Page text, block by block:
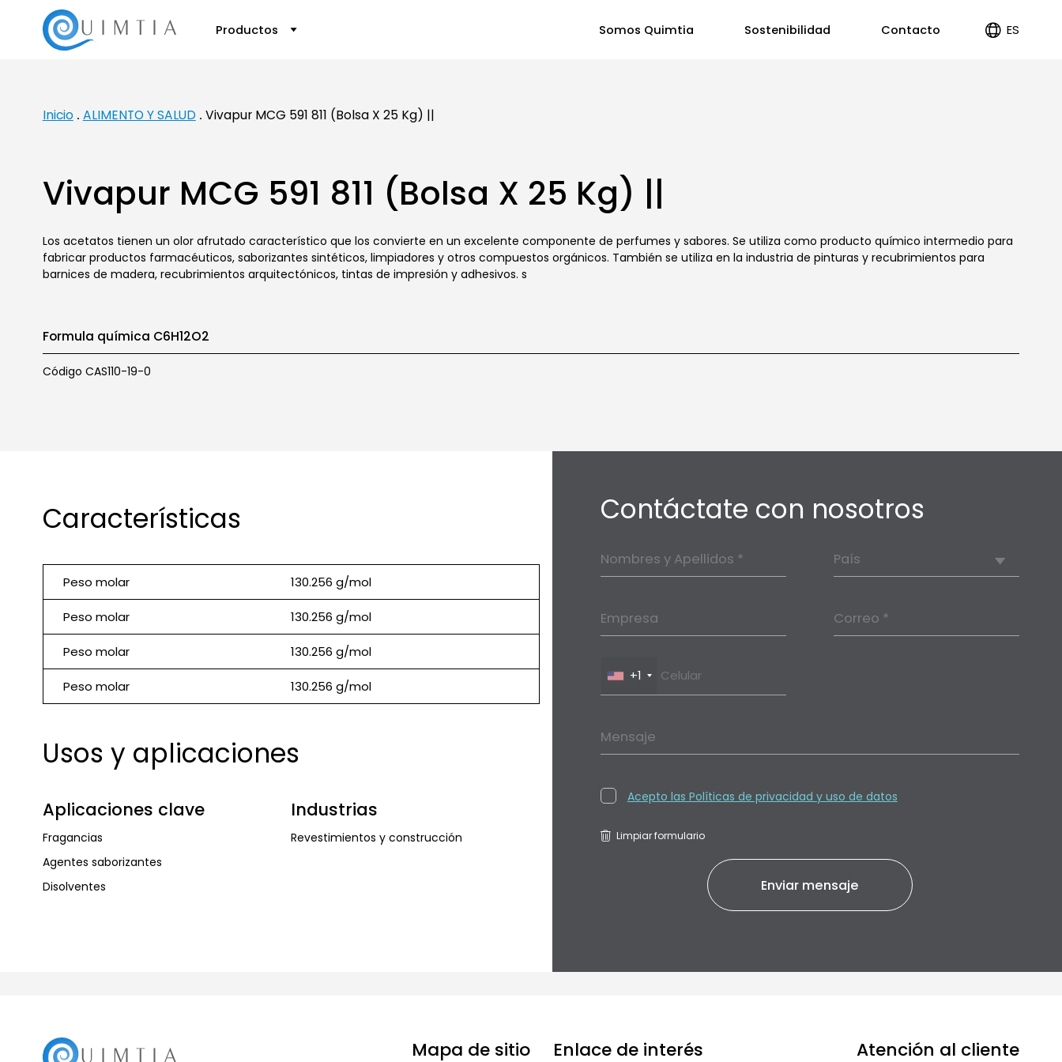
Productos Somos Quimtia Sostenibilidad Contacto ES
Inicio
ALIMENTO Y SALUD Vivapur MCG 591 811 (Bolsa X 25 Kg) ||
Vivapur MCG 591 811 (Bolsa X 25 Kg) ||
Los acetatos tienen un olor afrutado característico que los convierte en un excelente componente de perfumes y sabores. Se utiliza como producto químico intermedio para
fabricar productos farmacéuticos, saborizantes sintéticos, limpiadores y otros compuestos orgánicos. También se utiliza en la industria de pinturas y recubrimientos para
barnices de madera, recubrimientos arquitectónicos, tintas de impresión y adhesivos. s
Formula química C6H12O2
Código CAS110-19-0
Características
Peso molar 130.256 g/mol
Peso molar 130.256 g/mol
Peso molar 130.256 g/mol
Peso molar 130.256 g/mol
Usos y aplicaciones
Aplicaciones clave
Fragancias
Agentes saborizantes
Disolventes
Industrias
Revestimientos y construcción
Contáctate con nosotros
Nombres y Apellidos * País
Empresa Correo *
+1
Mensaje
Acepto las Políticas de privacidad y uso de datos
Limpiar formulario
Mapa de sitio Enlace de interés Atención al cliente